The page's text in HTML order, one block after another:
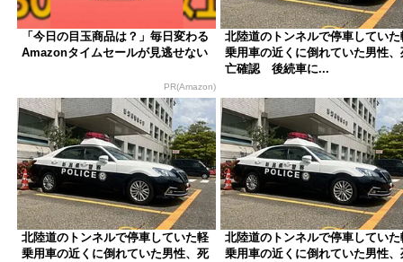
「今日の目玉商品は？」毎日変わる
Amazonタイムセールが見逃せない
PR(Amazon)
北陸道のトンネルで停車していた
乗用車の近くに倒れていた男性、
亡確認 後続車に...
北陸道のトンネルで停車していた軽
乗用車の近くに倒れていた男性、死
北陸道のトンネルで停車していた
乗用車の近くに倒れていた男性、